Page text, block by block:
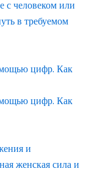
с человеком или
в требуемом
цифр. Как
цифр. Как
и
женская сила и